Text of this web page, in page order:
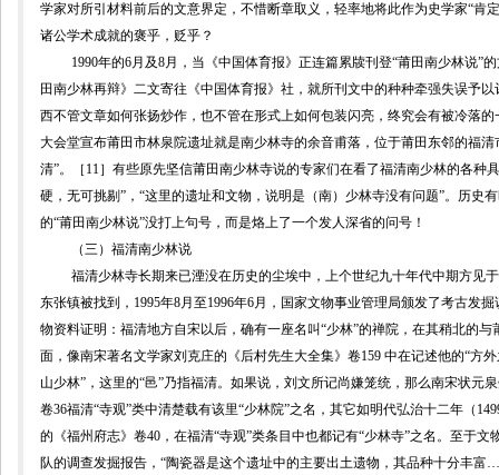
学家对所引材料前后的文意界定，不惜断章取义，轻率地将此作为史学家“肯
诸公学术成就的褒乎，贬乎？
1990年的6月及8月，当《中国体育报》正连篇累牍刊登“莆田南少林说”
田南少林再辩》二文寄往《中国体育报》社，就所刊文中的种种牵强失误予
西不管文章如何张扬炒作，也不管在形式上如何包装闪亮，终究会有被冷落的
大会堂宣布莆田市林泉院遗址就是南少林寺的余音甫落，位于莆田东邻的福
清”。
［ 11］ 有些原先坚信莆田南少林寺说的专家们在看了福清南少林的各种
硬，无可挑剔”，“这里的遗址和文物，说明是（南）少林寺没有问题”。历
的“莆田南少林说”没打上句号，而是烙上了一个发人深省的问号！
（三）福清南少林说
福清少林寺长期来已湮没在历史的尘埃中，上个世纪九十年代中期方见
东张镇被找到， 1995年8月至1996年6月，国家文物事业管理局颁发了考古发
物资料证明：福清地方自宋以后，确有一座名叫“少林”的禅院，在其稍北的
面，像南宋著名文学家刘克庄的《后村先生大全集》卷159 中在记述他的“方
山少林”，这里的“邑”乃指福清。如果说，刘文所记尚嫌笼统，那么南宋状元
卷36福清“寺观”类中清楚载有该里“少林院”之名，其它如明代弘治十二年（
的《福州府志》卷40 ，在福清“寺观”类条目中也都记有“少林寺”之名。至于
队的调查发掘报告，“陶瓷器是这个遗址中的主要出土遗物，其品种十分丰富